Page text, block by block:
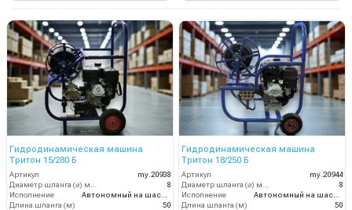
Гидродинамическая машина
Тритон 15/280 Б
Артикул
my.20938
8
Исполнение
Длина шланга (м)
50
Гидродинамическая машина
Тритон 18/250 Б
Артикул
my.20944
8
Исполнение
Длина шланга (м)
50